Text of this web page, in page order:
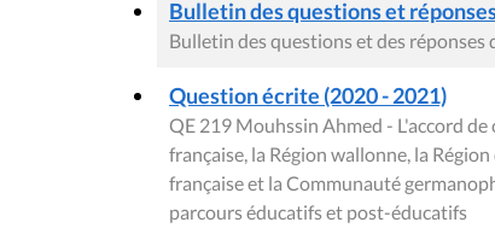
Bulletin des questions et
Bulletin des questions et des réponses
Question écrite (2020 - 2021)
QE 219 Mouhssin Ahmed - L'accord
française, la Région wallonne, la
française et la Communauté
parcours éducatifs et post-éducatifs